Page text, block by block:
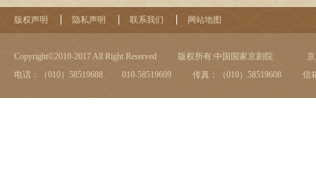
版权声明 隐私声明 联系我们 网站地图
Copyright©2010-2017 All Right Reserved 版权所有:中国国家京剧院
电话：（010）58519688 010-58519609
传真：（010）58519608 信